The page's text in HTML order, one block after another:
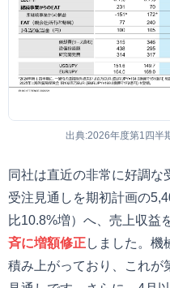
出典:2026年度第1四半
同社は直近の非常に好調
受注見通しを期初計画の
比10.8%増）へ、売上収益
斉に増額修正しました。機
積み上がっており、これが